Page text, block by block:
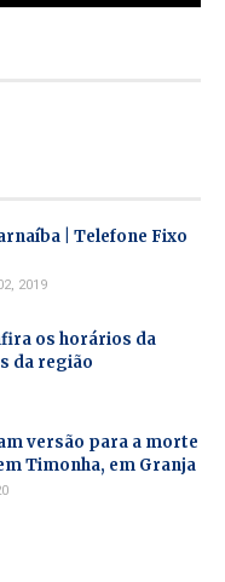
| Telefone Fixo
2019
os horários da
da região
versão para a morte
Timonha, em Granja